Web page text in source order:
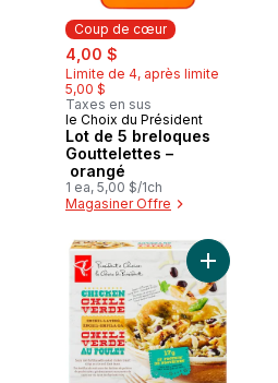
Coup de cœur
sale:
4,00 $
Limite de 4, après limite
5,00 $
Taxes en sus
Coup de cœur
le Choix du Président
Lot de 5 breloques
Gouttelettes –
orangé
1 ea, 5,00 $/1ch
Magasiner Offre
Lot de 5 breloques Gouttelettes –